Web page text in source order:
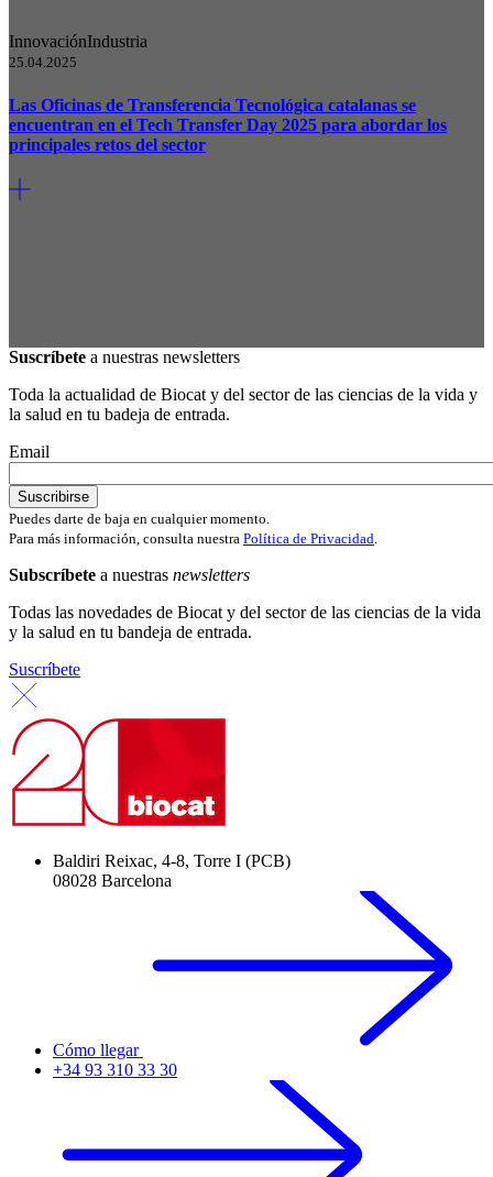
InnovaciónIndustria
25.04.2025
Las Oficinas de Transferencia Tecnológica catalanas se
encuentran en el Tech Transfer Day 2025 para abordar los
principales retos del sector
Suscríbete a nuestras newsletters
Toda la actualidad de Biocat y del sector de las ciencias de la vida y
la salud en tu badeja de entrada.
Email
Puedes darte de baja en cualquier momento.
Para más información, consulta nuestra Política de Privacidad
Subscríbete a nuestras newsletters
Todas las novedades de Biocat y del sector de las ciencias de la vida
y la salud en tu bandeja de entrada.
Suscríbete
Baldiri Reixac, 4-8, Torre I (PCB)
08028 Barcelona
Cómo llegar
+34 93 310 33 30